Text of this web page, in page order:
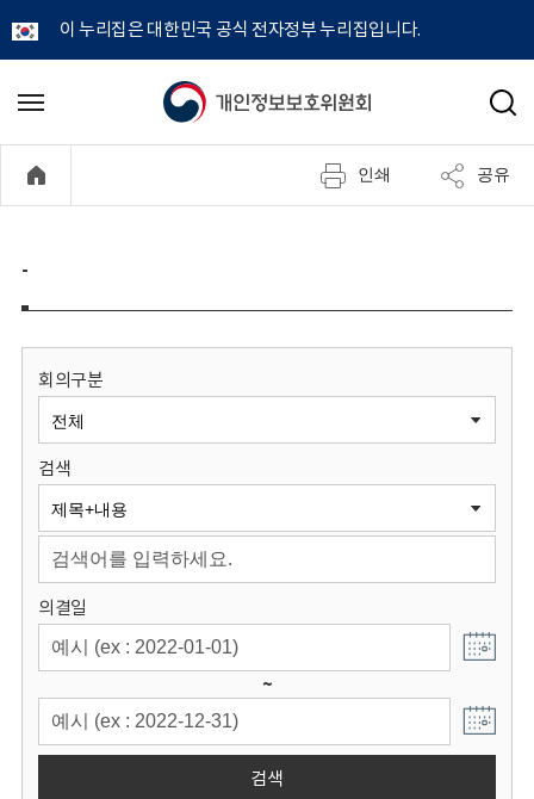
이 누리집은 대한민국 공식 전자정부 누리집입니다.
개
정
보
원
회
메
기
검
인쇄 공유
-
회의구분
검색
의결일
~
검색